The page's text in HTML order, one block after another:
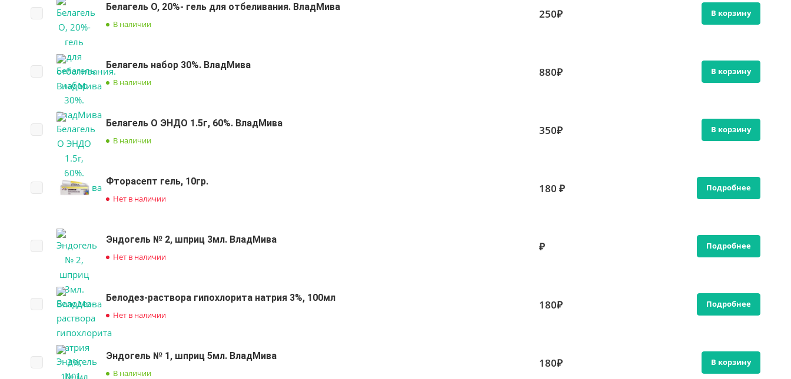
Белагель O, 20%- гель для отбеливания. ВладМива
В наличии
250₽ В корзину
Белагель набор 30%. ВладМива
В наличии
880₽ В корзину
Белагель О ЭНДО 1.5г, 60%. ВладМива
В наличии
350₽ В корзину
Фторасепт гель, 10гр.
Нет в наличии
180 ₽ Подробнее
Эндогель № 2, шприц 3мл. ВладМива
Нет в наличии
₽ Подробнее
Белодез-раствора гипохлорита натрия 3%, 100мл
Нет в наличии
180₽ Подробнее
Эндогель № 1, шприц 5мл. ВладМива
В наличии
180₽ В корзину